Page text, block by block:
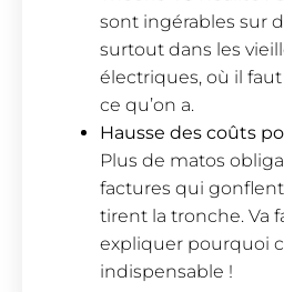
sont ingérables sur
surtout dans les
électriques, où il
ce qu’on a.
Hausse des coûts
Plus de matos
factures qui
tirent la tronche. Va
expliquer pourquoi
indispensable !